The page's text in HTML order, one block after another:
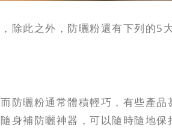
除此之外，防曬粉還有下列的5
防曬粉通常體積輕巧，有些產
身補防曬神器，可以隨時隨地